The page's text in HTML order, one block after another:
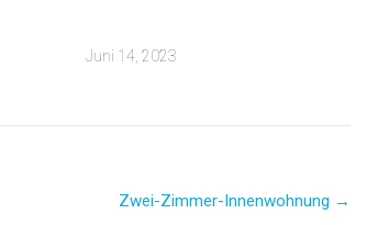
Juni 14, 2023
Zwei-Zimmer-Innenwohnung →